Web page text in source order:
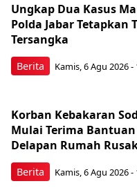
Berita
Ungkap Dua Kasus
Polda Jabar Tetapkan
Tersangka
Kamis, 6 Agu 2026 -
Berita
Korban Kebakaran
Mulai Terima
Delapan Rumah
Kamis, 6 Agu 2026 -